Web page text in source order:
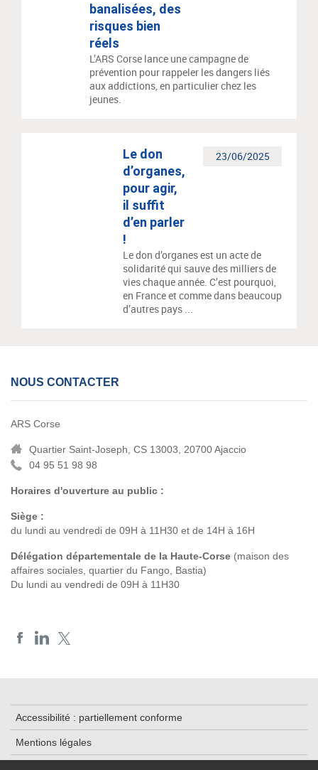
banalisées, des
risques bien
réels
L’ARS Corse lance une campagne de
prévention pour rappeler les dangers liés
aux addictions, en particulier chez les
jeunes.
23/06/2025
Le don
d’organes,
pour agir,
il suffit
d’en parler
!
Le don d’organes est un acte de
solidarité qui sauve des milliers de
vies chaque année. C’est pourquoi,
en France et comme dans beaucoup
d’autres pays ...
NOUS CONTACTER
ARS Corse
Quartier Saint-Joseph, CS 13003, 20700 Ajaccio
04 95 51 98 98
Horaires d'ouverture au public :
Siège :
du lundi au vendredi de 09H à 11H30 et de 14H à 16H
Délégation départementale de la Haute-Corse (maison des
affaires sociales, quartier du Fango, Bastia)
Du lundi au vendredi de 09H à 11H30
Accessibilité : partiellement conforme
Mentions légales